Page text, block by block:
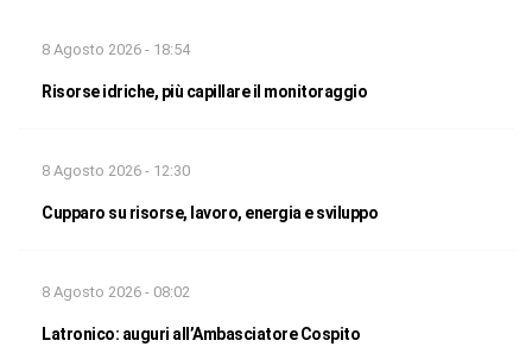
8 Agosto 2026 - 18:54
Risorse idriche, più capillare il monitoraggio
8 Agosto 2026 - 12:30
Cupparo su risorse, lavoro, energia e sviluppo
8 Agosto 2026 - 08:02
Latronico: auguri all’Ambasciatore Cospito